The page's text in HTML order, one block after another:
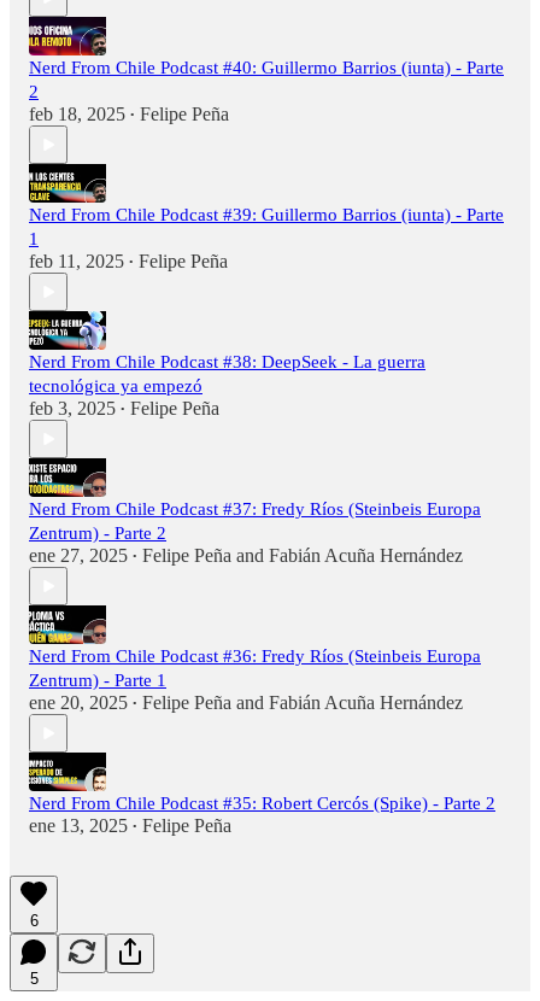
Nerd From Chile Podcast #40: Guillermo Barrios (iunta) - Parte
2
feb 18, 2025 • Felipe Peña
Nerd From Chile Podcast #39: Guillermo Barrios (iunta) - Parte
1
feb 11, 2025 • Felipe Peña
Nerd From Chile Podcast #38: DeepSeek - La guerra
tecnológica ya empezó
feb 3, 2025 • Felipe Peña
Nerd From Chile Podcast #37: Fredy Ríos (Steinbeis Europa
Zentrum) - Parte 2
ene 27, 2025 • Felipe Peña and Fabián Acuña Hernández
Nerd From Chile Podcast #36: Fredy Ríos (Steinbeis Europa
Zentrum) - Parte 1
ene 20, 2025 • Felipe Peña and Fabián Acuña Hernández
Nerd From Chile Podcast #35: Robert Cercós (Spike) - Parte 2
ene 13, 2025 • Felipe Peña
6
5